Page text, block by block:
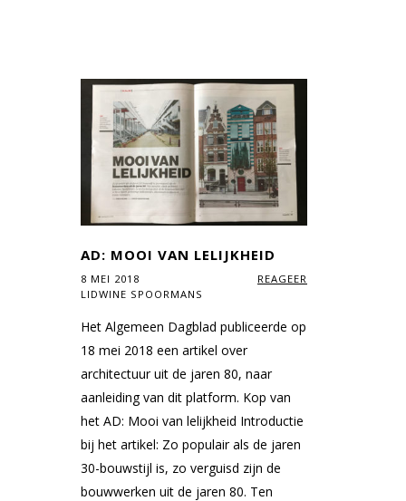
AD: MOOI VAN LELIJKHEID
8 MEI 2018
REAGEER
LIDWINE SPOORMANS
Het Algemeen Dagblad publiceerde op
18 mei 2018 een artikel over
architectuur uit de jaren 80, naar
aanleiding van dit platform. Kop van
het AD: Mooi van lelijkheid Introductie
bij het artikel: Zo populair als de jaren
30-bouwstijl is, zo verguisd zijn de
bouwwerken uit de jaren 80. Ten